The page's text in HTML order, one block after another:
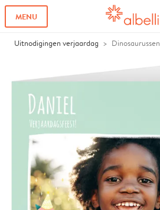
MENU
Uitnodigingen verjaardag Dinosaurussen